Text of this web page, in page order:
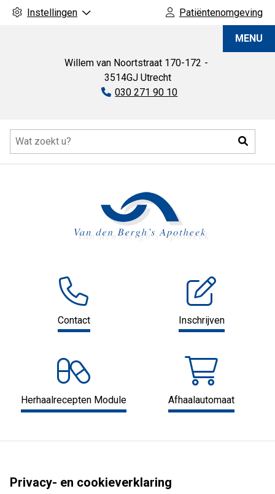
Instellingen Patiëntenomgeving
Willem van Noortstraat 170-172
3514GJ Utrecht
Tel:
030 271 90 10
MENU
Contact Inschrijven
Herhaalrecepten Module Afhaalautomaat
Privacy- en cookieverklaring